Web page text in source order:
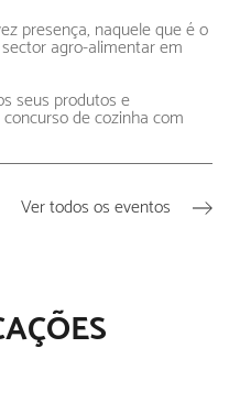
presença, naquele que é o
agro-alimentar em
seus produtos e
de cozinha com
Ver todos os eventos